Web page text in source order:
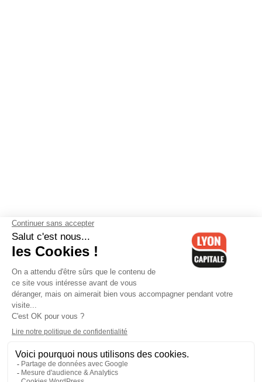
Contactez-nous-Mentions légales-CGV-Politique de
confidentialité-Gestion des cookies